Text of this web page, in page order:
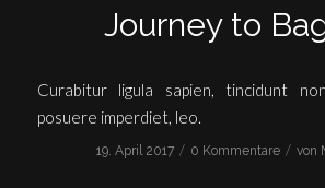
Journey to
Curabitur ligula sapien, tincidunt
posuere imperdiet, leo.
19. April 2017 / 0 Kommentare / von